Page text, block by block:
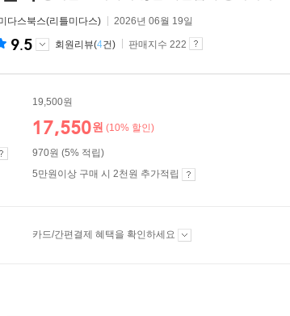
다스북스(리틀미다스) 2026년 06월 19일
9.5 회원리뷰(4건) 판매지수 222
19,500원
17,550원 (10% 할인)
970원 (5% 적립)
5만원이상 구매 시 2천원 추가적립
카드/간편결제 혜택을 확인하세요